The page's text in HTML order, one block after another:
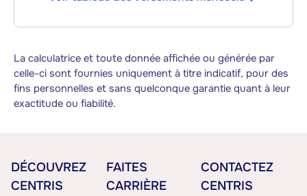
La calculatrice et toute donnée affichée ou générée par
celle-ci sont fournies uniquement à titre indicatif, pour des
fins personnelles et sans quelconque garantie quant à leur
exactitude ou fiabilité.
DÉCOUVREZ
CENTRIS
FAITES
CARRIÈRE
CONTACTEZ
CENTRIS